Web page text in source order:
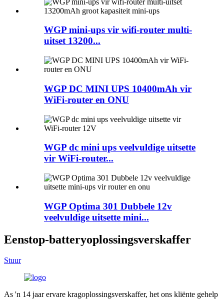
WGP mini-ups vir wifi-router multi-
uitset 13200...
WGP DC MINI UPS 10400mAh vir
WiFi-router en ONU
WGP dc mini ups veelvuldige uitsette
vir WiFi-router...
WGP Optima 301 Dubbele 12v
veelvuldige uitsette mini...
Eenstop-batteryoplossingsverskaffer
Stuur
As 'n 14 jaar ervare kragoplossingsverskaffer, het ons kliënte gehelp